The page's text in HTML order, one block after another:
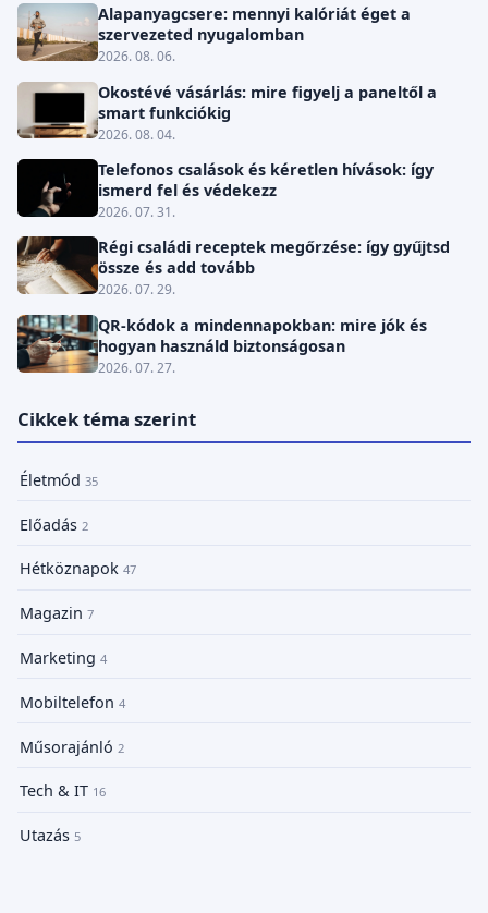
Alapanyagcsere: mennyi kalóriát éget a
szervezeted nyugalomban
2026. 08. 06.
Okostévé vásárlás: mire figyelj a paneltől a
smart funkciókig
2026. 08. 04.
Telefonos csalások és kéretlen hívások: így
ismerd fel és védekezz
2026. 07. 31.
Régi családi receptek megőrzése: így gyűjtsd
össze és add tovább
2026. 07. 29.
QR-kódok a mindennapokban: mire jók és
hogyan használd biztonságosan
2026. 07. 27.
Cikkek téma szerint
Életmód 35
Előadás 2
Hétköznapok 47
Magazin 7
Marketing 4
Mobiltelefon 4
Műsorajánló 2
Tech & IT 16
Utazás 5